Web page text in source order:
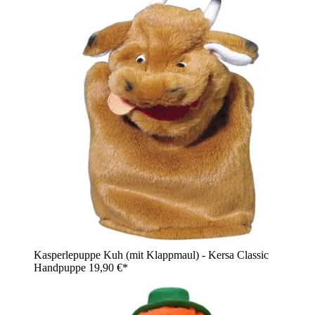
Kasperlepuppe Kuh (mit Klappmaul) - Kersa Classic
Handpuppe 19,90 €*